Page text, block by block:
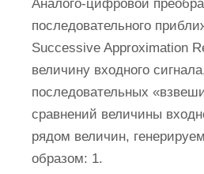
Аналого-цифровой
последовательного
Successive Approximation
величину входного
последовательных
сравнений величины
рядом величин,
образом: 1.